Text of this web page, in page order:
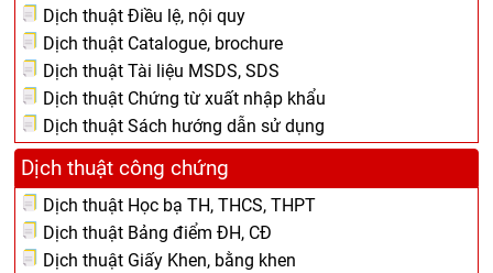
Dịch thuật Điều lệ, nội quy
Dịch thuật Catalogue, brochure
Dịch thuật Tài liệu MSDS, SDS
Dịch thuật Chứng từ xuất nhập khẩu
Dịch thuật Sách hướng dẫn sử dụng
Dịch thuật công chứng
Dịch thuật Học bạ TH, THCS, THPT
Dịch thuật Bảng điểm ĐH, CĐ
Dịch thuật Giấy Khen, bằng khen